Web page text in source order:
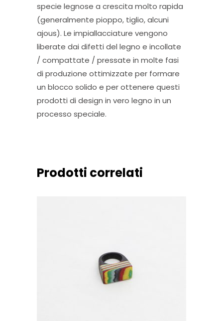
specie legnose a crescita molto rapida
(generalmente pioppo, tiglio, alcuni
ajous). Le impiallacciature vengono
liberate dai difetti del legno e incollate
/ compattate / pressate in molte fasi
di produzione ottimizzate per formare
un blocco solido e per ottenere questi
prodotti di design in vero legno in un
processo speciale.
Prodotti correlati